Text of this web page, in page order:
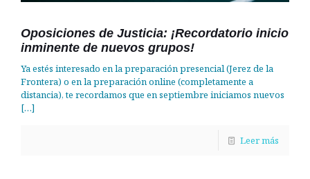
Oposiciones de Justicia: ¡Recordatorio inicio
inminente de nuevos grupos!
Ya estés interesado en la preparación presencial (Jerez de la
Frontera) o en la preparación online (completamente a
distancia), te recordamos que en septiembre iniciamos nuevos
[…]
Leer más